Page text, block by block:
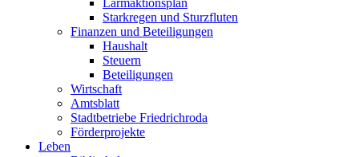
Lärmaktionsplan
Starkregen und Sturzfluten
Finanzen und Beteiligungen
Haushalt
Steuern
Beteiligungen
Wirtschaft
Amtsblatt
Stadtbetriebe Friedrichroda
Förderprojekte
Leben